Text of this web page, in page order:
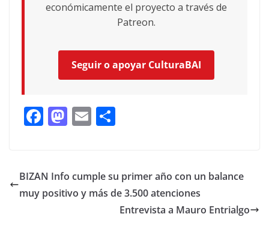
económicamente el proyecto a través de
Patreon.
Seguir o apoyar CulturaBAI
F
b
o
M
d
o
E
l p
ar
ti
BIZAN Info cumple su primer año con un balance
muy positivo y más de 3.500 atenciones
Entrevista a Mauro Entrialgo